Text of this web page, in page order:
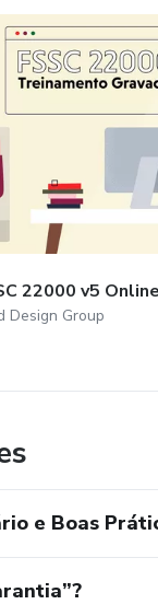
22000 v5 Online
Design Group
e Boas